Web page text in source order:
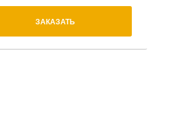
ЗАКАЗАТЬ